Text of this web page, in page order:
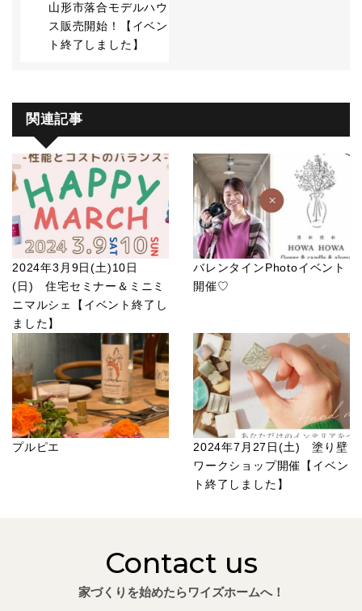
山形市落合モデルハウ
ス販売開始！【イベン
ト終了しました】
関連記事
2024年3月9日(土)10日
(日) 住宅セミナー＆ミニミ
ニマルシェ【イベント終了し
ました】
バレンタインPhotoイベント
開催♡
プルピエ
2024年7月27日(土) 塗り壁
ワークショップ開催【イベン
ト終了しました】
Contact us
家づくりを始めたらワイズホームへ！